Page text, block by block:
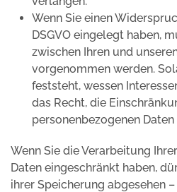
Wenn Sie einen
DSGVO eingelegt haben,
zwischen Ihren und
vorgenommen werden.
feststeht, wessen
das Recht, die
personenbezogenen
Wenn Sie die Verarbeitung
Daten eingeschränkt haben,
ihrer Speicherung abgesehen